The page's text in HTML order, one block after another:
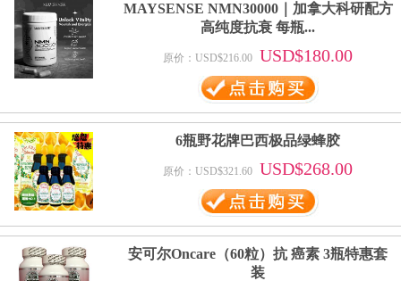
MAYSENSE NMN30000｜加拿大科研配方
高纯度抗衰 每瓶...
原价：USD$216.00 USD$180.00
6瓶野花牌巴西极品绿蜂胶
原价：USD$321.60 USD$268.00
安可尔Oncare（60粒）抗 癌素 3瓶特惠套
装